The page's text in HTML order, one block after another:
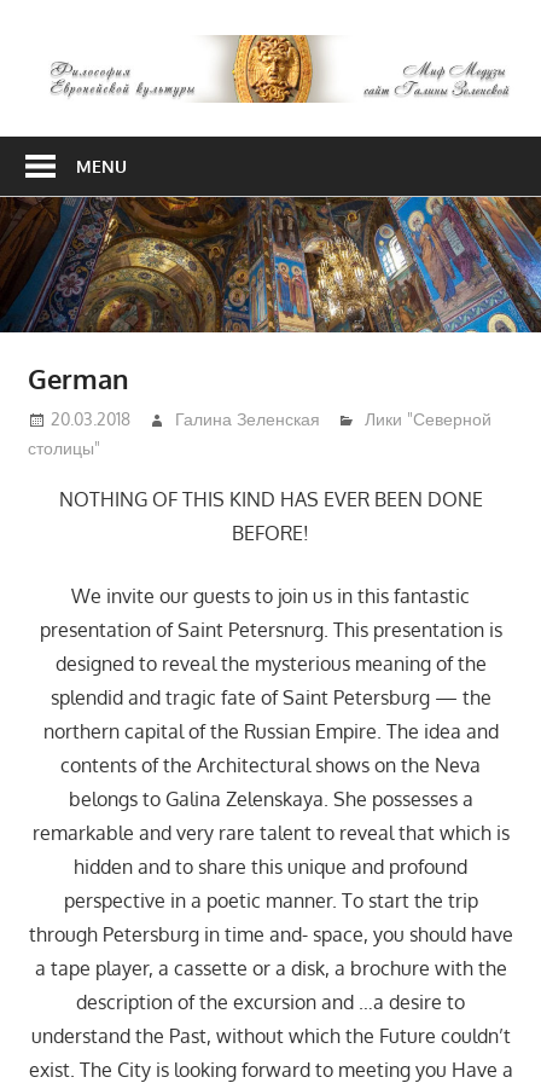
content
Европейской
MENU
German
20.03.2018 Галина Зеленская
Лики "Северной
столицы"
NOTHING OF THIS KIND HAS EVER BEEN DONE
BEFORE!
We invite our guests to join us in this fantastic
presentation of Saint Petersnurg. This presentation is
designed to reveal the mysterious meaning of the
splendid and tragic fate of Saint Petersburg — the
northern capital of the Russian Empire. The idea and
contents of the Architectural shows on the Neva
belongs to Galina Zelenskaya. She possesses a
remarkable and very rare talent to reveal that which is
hidden and to share this unique and profound
perspective in a poetic manner. To start the trip
through Petersburg in time and- space, you should have
a tape player, a cassette or a disk, a brochure with the
description of the excursion and …a desire to
understand the Past, without which the Future couldn’t
exist. The City is looking forward to meeting you Have a